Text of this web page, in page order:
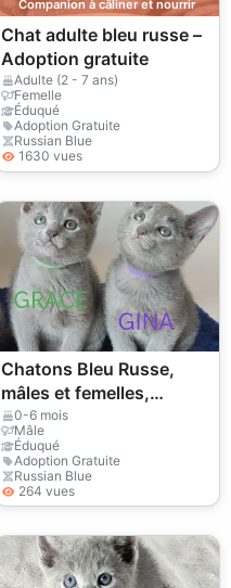
Companion à câliner et nourrir
Chat adulte bleu russe –
Adoption gratuite
Adulte (2 - 7 ans)
Femelle
Éduqué
Adoption Gratuite
Russian Blue
1630 vues
Chatons Bleu Russe,
mâles et femelles,
disponibles ! 🐱 34 632
000 221
0-6 mois
Mâle
Éduqué
Adoption Gratuite
Russian Blue
264 vues